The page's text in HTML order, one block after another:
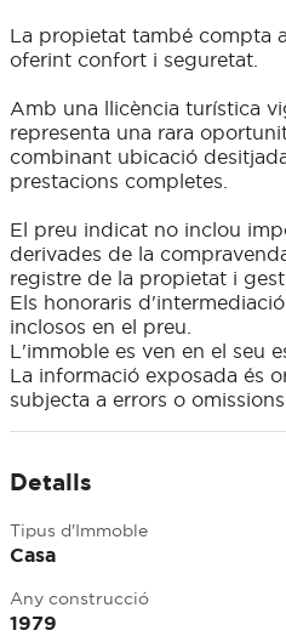
La propietat també compta
oferint confort i seguretat.
Amb una llicència turística
representa una rara
combinant ubicació
prestacions completes.
El preu indicat no inclou
derivades de la
registre de la propietat i
Els honoraris
inclosos en el preu.
L'immoble es ven en el seu
La informació exposada és
subjecta a errors o
Detalls
Tipus d'Immoble
Casa
Any construcció
1979